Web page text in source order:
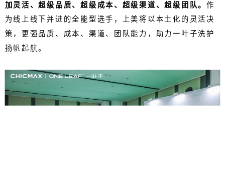
加灵活、超级品质、超级成本、超级渠道、超级团队。 作
为线上线下并进的全能型选手，上美将以本土化的灵活决
策，更强品质、成本、渠道、团队能力，助力一叶子洗护
扬帆起航。